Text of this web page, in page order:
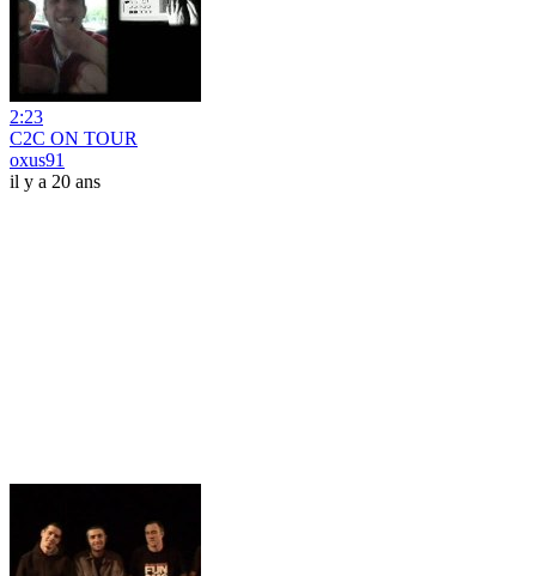
2:23
C2C ON TOUR
oxus91
il y a 20 ans